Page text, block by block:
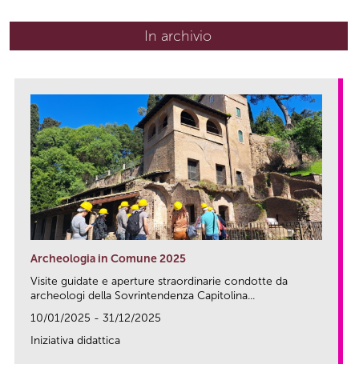
In archivio
Archeologia in Comune 2025
Visite guidate e aperture straordinarie condotte da
archeologi della Sovrintendenza Capitolina...
10/01/2025 - 31/12/2025
Iniziativa didattica